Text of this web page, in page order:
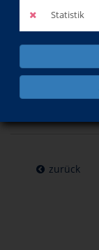
Statistik
am 10.
Oktober
2025
zurück